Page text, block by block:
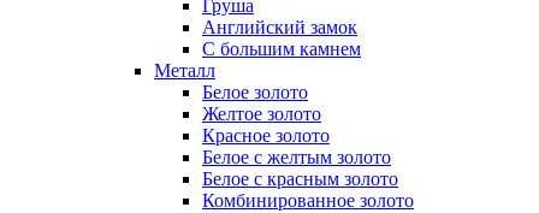
Груша
Английский замок
С большим камнем
Металл
Белое золото
Желтое золото
Красное золото
Белое с желтым золото
Белое с красным золото
Комбинированное золото